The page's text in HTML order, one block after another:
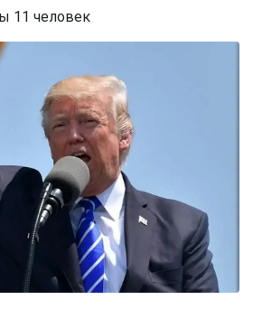
11 человек